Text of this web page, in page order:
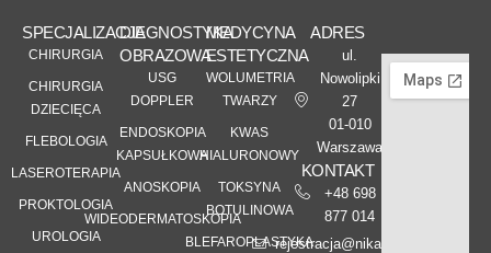
SPECJALIZACJE
CHIRURGIA
CHIRURGIA
DZIECIĘCA
FLEBOLOGIA
LASEROTERAPIA
PROKTOLOGIA
UROLOGIA
DIAGNOSTYKA
OBRAZOWA
USG
DOPPLER
ENDOSKOPIA
KAPSUŁKOWA
ANOSKOPIA
WIDEODERMATOSKOPIA
MEDYCYNA
ESTETYCZNA
WOLUMETRIA
TWARZY
KWAS
HIALURONOWY
TOKSYNA
BOTULINOWA
BLEFAROPLASTYKA
ADRES
ul.
Nowolipki
27
01-010
Warszawa
KONTAKT
+48 698
877 014
rejestracja@nikamed.pl